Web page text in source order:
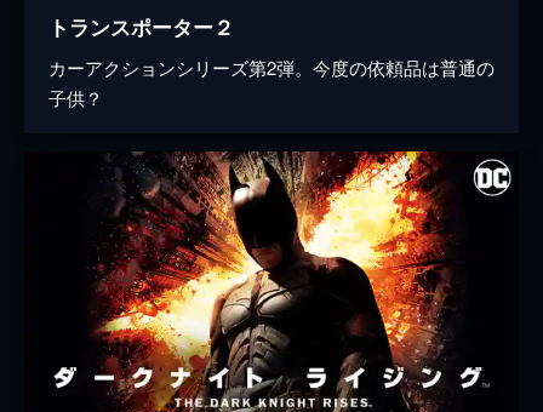
トランスポーター２
カーアクションシリーズ第2弾。今度の依頼品は普通の
子供？